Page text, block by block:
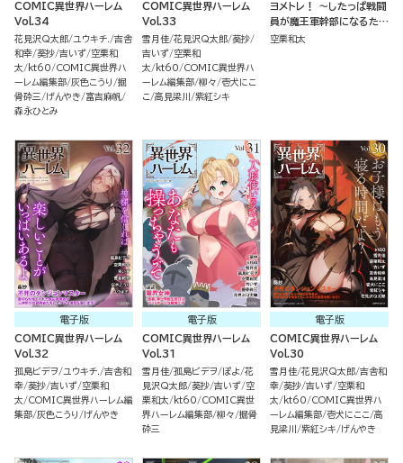
COMIC異世界ハーレム
Vol.34
花見沢Q太郎 ユウキチ. 吉舎
和幸 葵抄 吉いず 空栗和
太
kt60
COMIC異世界ハ
ーレム編集部 灰色こうり
掘
骨砕三
げんやき
富吉麻帆
森永ひとみ
COMIC異世界ハーレム
Vol.33
雪月佳 花見沢Q太郎 葵抄
吉いず 空栗和
太
kt60
COMIC異世界ハ
ーレム編集部 柳々 壱犬にこ
こ 高見梁川 紫紅シキ
ヨメトレ！ ～したっぱ戦闘
員が魔王軍幹部になるため
に花嫁候補の教育を始めま
空栗和太
電子版
COMIC異世界ハーレム
Vol.32
孤島ビデヲ ユウキチ. 吉舎和
幸 葵抄 吉いず 空栗和
太
COMIC異世界ハーレム編
集部 灰色こうり げんやき
電子版
COMIC異世界ハーレム
Vol.31
雪月佳 孤島ビデヲ ぽよ 花
見沢Q太郎 葵抄 吉いず 空
栗和太
kt60
COMIC異世
界ハーレム編集部 柳々 掘骨
砕三
電子版
COMIC異世界ハーレム
Vol.30
雪月佳 花見沢Q太郎 吉舎和
幸 葵抄 吉いず 空栗和
太
kt60
COMIC異世界ハ
ーレム編集部 壱犬にここ 高
見梁川
紫紅シキ げんやき